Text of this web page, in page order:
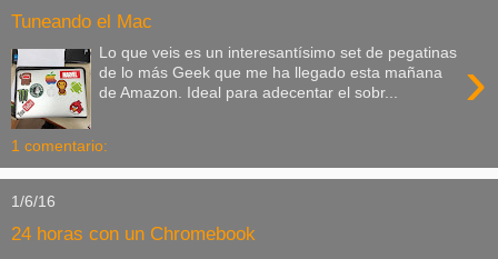
Tuneando el Mac
›
Lo que veis es un interesantísimo set de pegatinas
de lo más Geek que me ha llegado esta mañana
de Amazon. Ideal para adecentar el sobr...
1 comentario:
1/6/16
24 horas con un Chromebook